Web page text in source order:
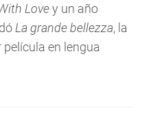
Lovey un año
La grande bellezza, la
en lengua